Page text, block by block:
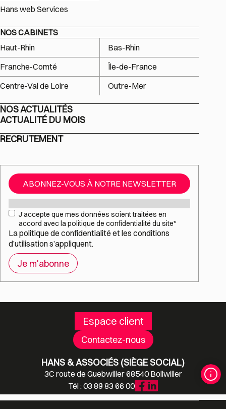
Hans web Services
NOS CABINETS
Haut-Rhin
Bas-Rhin
Franche-Comté
Île-de-France
Centre-Val de Loire
Outre-Mer
NOS ACTUALITÉS
ACTUALITÉ DU MOIS
RECRUTEMENT
ABONNEZ-VOUS À NOTRE NEWSLETTER
RGPD*
J’accepte que mes données soient traitées en
accord avec la politique de confidentialité du site*
Lapolitique de confidentialité et les conditions
d’utilisations’appliquent.
Espace client
Contactez-nous
HANS & ASSOCIÉS (SIÈGE SOCIAL)
3C route de Guebwiller 68540 Bollwiller
Tél : 03 89 83 66 00